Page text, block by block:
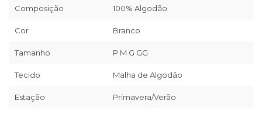
Composição 100% Algodão
Cor Branco
Tamanho P M G GG
Tecido Malha de Algodão
Estação Primavera/Verão